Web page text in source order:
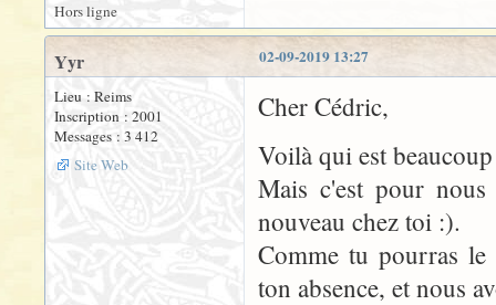
Hors ligne
02-09-2019 13:27
Yyr
Lieu : Reims
Inscription : 2001
Messages : 3 412
Site Web
Cher Cédric,
Voilà qui est
Mais c'est pour
nouveau chez toi :).
Comme tu pourras
ton absence, et nous